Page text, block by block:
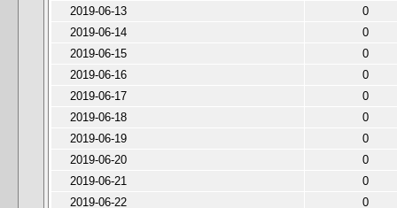
2019-06-13
0
2019-06-14
0
2019-06-15
0
2019-06-16
0
2019-06-17
0
2019-06-18
0
2019-06-19
0
2019-06-20
0
2019-06-21
0
2019-06-22
0